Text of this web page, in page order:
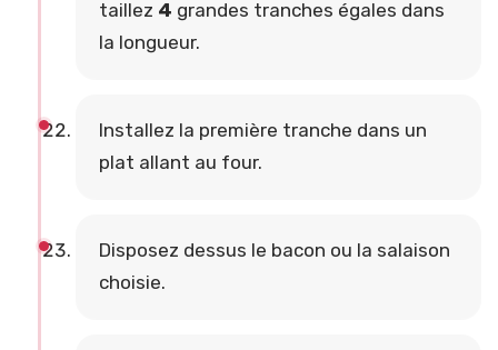
taillez 4 grandes tranches égales dans
la longueur.
Installez la première tranche dans un
plat allant au four.
Disposez dessus le bacon ou la salaison
choisie.